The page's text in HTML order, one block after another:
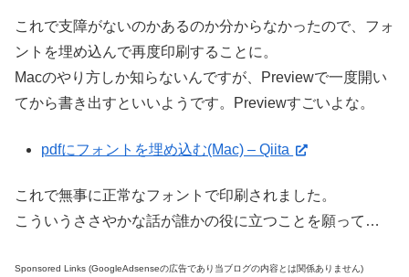
これで支障がないのかあるのか分からなかったので、フォ
ントを埋め込んで再度印刷することに。
Macのやり方しか知らないんですが、Previewで一度開い
てから書き出すといいようです。Previewすごいよな。
pdfにフォントを埋め込む(Mac) – Qiita
これで無事に正常なフォントで印刷されました。
こういうささやかな話が誰かの役に立つことを願って…
Sponsored Links (GoogleAdsenseの広告であり当ブログの内容とは関係ありません)